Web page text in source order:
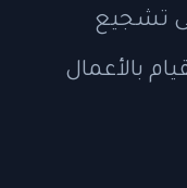
تشجيع
بالأعمال